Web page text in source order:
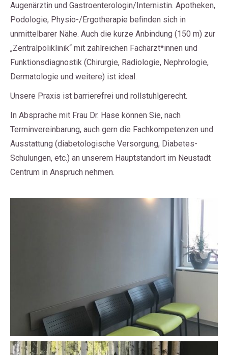
Augenärztin und Gastroenterologin/Internistin. Apotheken,
Podologie, Physio-/Ergotherapie befinden sich in
unmittelbarer Nähe. Auch die kurze Anbindung (150 m) zur
„Zentralpoliklinik“ mit zahlreichen Fachärzt*innen und
Funktionsdiagnostik (Chirurgie, Radiologie, Nephrologie,
Dermatologie und weitere) ist ideal.
Unsere Praxis ist barrierefrei und rollstuhlgerecht.
In Absprache mit Frau Dr. Hase können Sie, nach
Terminvereinbarung, auch gern die Fachkompetenzen und
Ausstattung (diabetologische Versorgung, Diabetes-
Schulungen, etc.) an unserem Hauptstandort im Neustadt
Centrum in Anspruch nehmen.